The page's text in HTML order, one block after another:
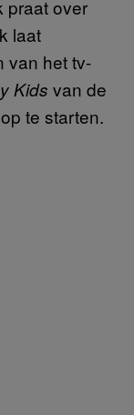
praat over
laat
van het tv-
Kids van de
te starten.